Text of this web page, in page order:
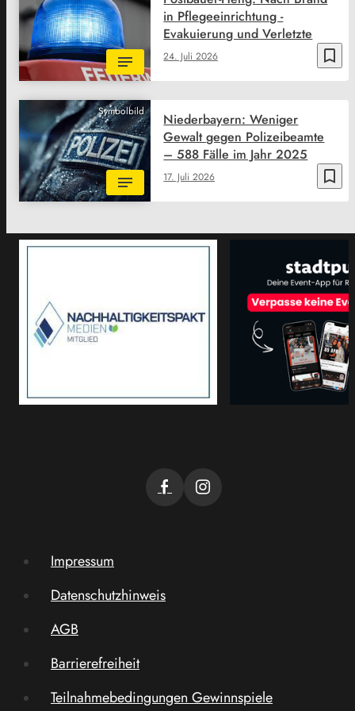
bookmark_border
24. Juli 2026
in Pflegeeinrichtung -
Evakuierung und Verletzte
Symbolbild
bookmark_border
17. Juli 2026
Niederbayern: Weniger
Gewalt gegen Polizeibeamte
– 588 Fälle im Jahr 2025
Impressum
Datenschutzhinweis
AGB
Barrierefreiheit
Teilnahmebedingungen Gewinnspiele